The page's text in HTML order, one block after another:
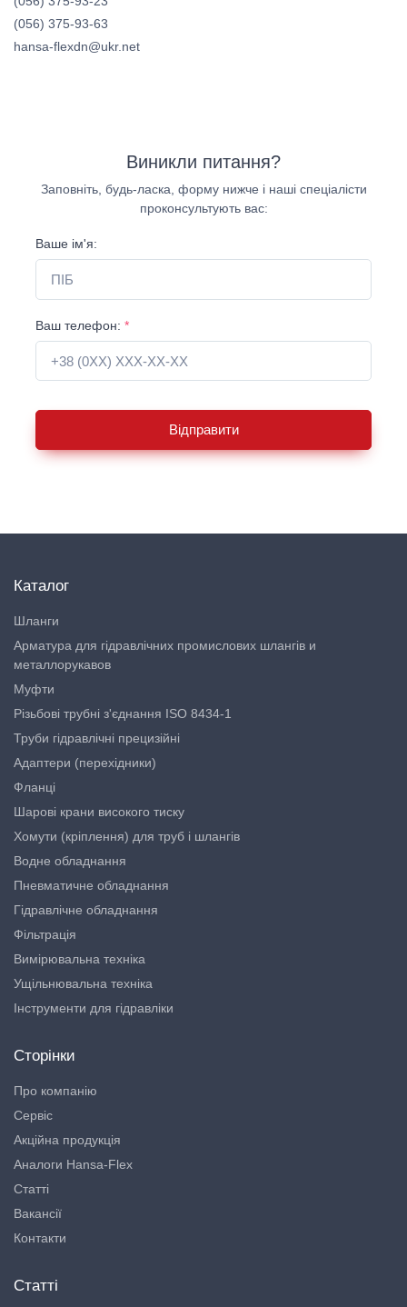
(056) 375-93-63
hansa-flexdn@ukr.net
Виникли питання?
Заповніть, будь-ласка, форму нижче і наші спеціалісти
проконсультують вас:
Ваше ім'я:
Ваш телефон: *
Відправити
Каталог
Шланги
Арматура для гідравлічних промислових шлангів и
металлорукавов
Муфти
Різьбові трубні з'єднання ISO 8434-1
Труби гідравлічні прецизійні
Адаптери (перехідники)
Фланці
Шарові крани високого тиску
Хомути (кріплення) для труб і шлангів
Водне обладнання
Пневматичне обладнання
Гідравлічне обладнання
Фільтрація
Вимірювальна техніка
Ущільнювальна техніка
Інструменти для гідравліки
Сторінки
Про компанію
Сервіс
Акційна продукція
Аналоги Hansa-Flex
Статті
Вакансії
Контакти
Статті